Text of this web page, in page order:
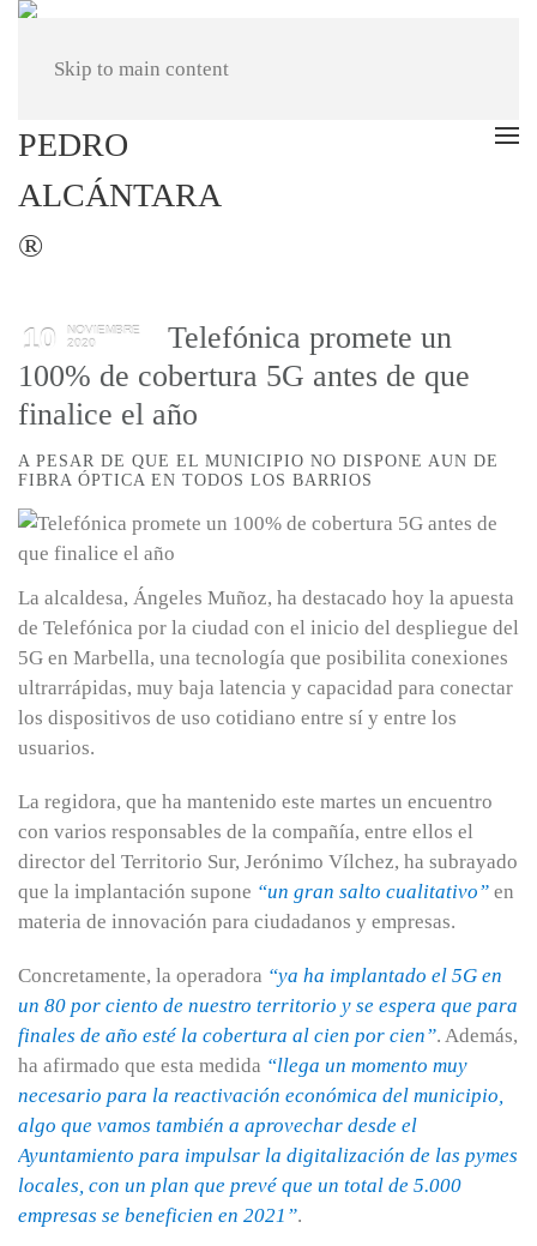
Skip to main content
10
NOVIEMBRE
2020
Telefónica promete un
100% de cobertura 5G antes de que
finalice el año
A PESAR DE QUE EL MUNICIPIO NO DISPONE AUN DE
FIBRA ÓPTICA EN TODOS LOS BARRIOS
La alcaldesa, Ángeles Muñoz, ha destacado hoy la apuesta
de Telefónica por la ciudad con el inicio del despliegue del
5G en Marbella, una tecnología que posibilita conexiones
ultrarrápidas, muy baja latencia y capacidad para conectar
los dispositivos de uso cotidiano entre sí y entre los
usuarios.
La regidora, que ha mantenido este martes un encuentro
con varios responsables de la compañía, entre ellos el
director del Territorio Sur, Jerónimo Vílchez, ha subrayado
que la implantación supone “un gran salto cualitativo” en
materia de innovación para ciudadanos y empresas.
Concretamente, la operadora “ya ha implantado el 5G en
un 80 por ciento de nuestro territorio y se espera que para
finales de año esté la cobertura al cien por cien”. Además,
ha afirmado que esta medida “llega un momento muy
necesario para la reactivación económica del municipio,
algo que vamos también a aprovechar desde el
Ayuntamiento para impulsar la digitalización de las pymes
locales, con un plan que prevé que un total de 5.000
empresas se beneficien en 2021”.